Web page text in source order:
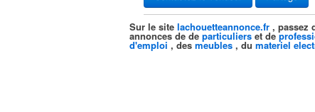
Sur le site lachouetteannonce.fr , passez
annonces de de particuliers et de
d'emploi , des meubles , du materiel